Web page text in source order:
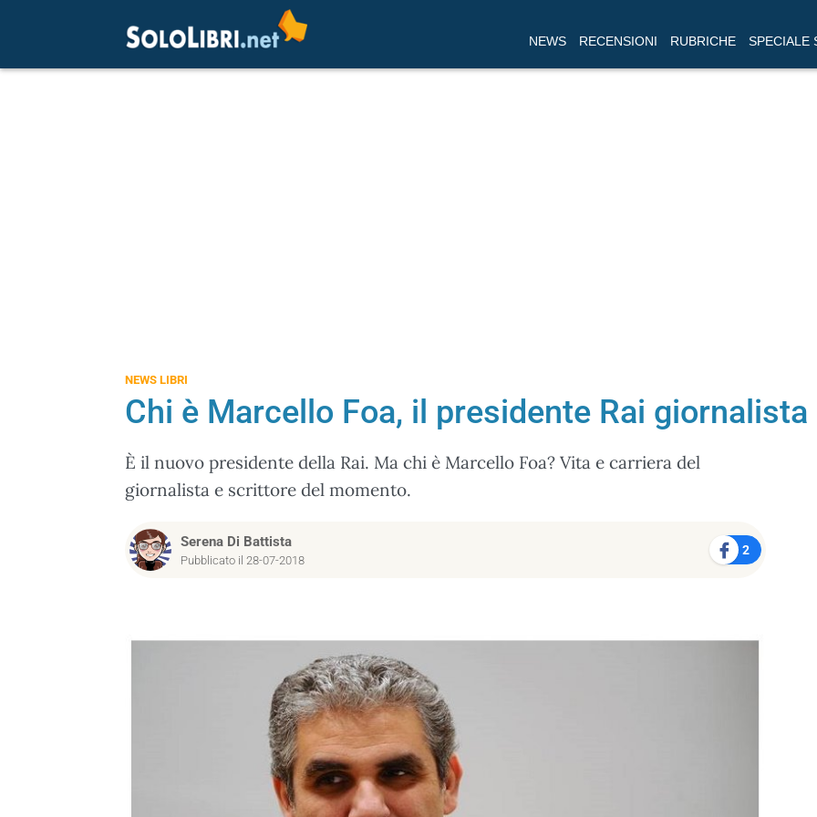
NEWS RECENSIONI RUBRICHE SPECIALE
NEWS LIBRI
Chi è Marcello Foa, il presidente Rai
È il nuovo presidente della Rai. Ma chi è Marcello Foa? Vita e carriera del
giornalista e scrittore del momento.
Serena Di Battista
Pubblicato il 28-07-2018
2